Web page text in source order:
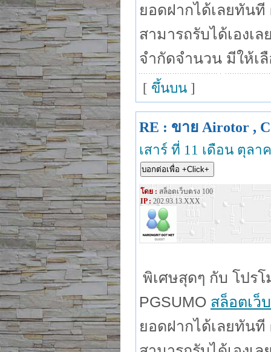
ยอดฝากได้เลยทันที
สามารถรับได้เองเ
จำกัดจำนวน มีให้เ
[ ขึ้นบน ]
RE : ขาย Airotor ,
เสาร์ ที่ 11 เดือน ตุลา
โดย : สล็อตเว็บตรง 100
IP : 202.93.13.XXX
พิเศษสุดๆ กับ โปร
PGSUMO สล็อตเว็
ยอดฝากได้เลยทันที